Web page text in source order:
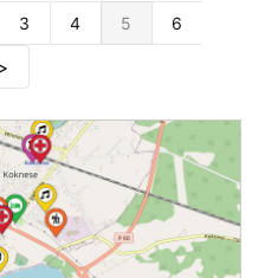
3 4 5 6